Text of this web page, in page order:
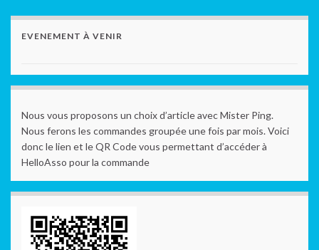
EVENEMENT À VENIR
Nous vous proposons un choix d’article avec Mister Ping.
Nous ferons les commandes groupée une fois par mois. Voici
donc le lien et le QR Code vous permettant d’accéder à
HelloAsso pour la commande